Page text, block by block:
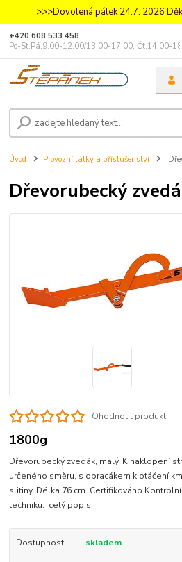
>>>Dovolená pátek 24.7. 2026
+420 608 533 458
Po-St,Pá,9.00-12.00/13.00-17.00, Čt,14.00-
Úvod Provozní látky a příslušenství
Dřevorubecký
Ohodnotit produkt
1800g
Dřevorubecký zvedák, malý. K naklopení
určeného směru, s obracákem k otáčení
slitiny. Délka 76 cm. Certifikováno
techniku. celý popis
Dostupnost skladem